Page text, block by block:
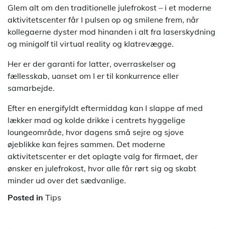
Glem alt om den traditionelle julefrokost – i et moderne
aktivitetscenter får I pulsen op og smilene frem, når
kollegaerne dyster mod hinanden i alt fra laserskydning
og minigolf til virtual reality og klatrevægge.
Her er der garanti for latter, overraskelser og
fællesskab, uanset om I er til konkurrence eller
samarbejde.
Efter en energifyldt eftermiddag kan I slappe af med
lækker mad og kolde drikke i centrets hyggelige
loungeområde, hvor dagens små sejre og sjove
øjeblikke kan fejres sammen. Det moderne
aktivitetscenter er det oplagte valg for firmaet, der
ønsker en julefrokost, hvor alle får rørt sig og skabt
minder ud over det sædvanlige.
Posted in Tips